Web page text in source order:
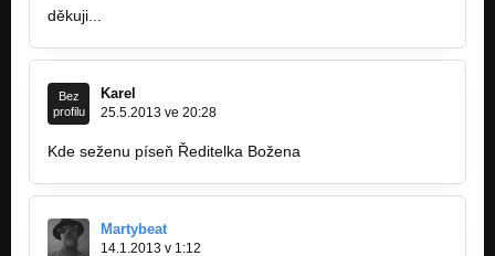
děkuji...
Bez
profilu
Karel
25.5.2013 ve 20:28
Kde seženu píseň Ředitelka Božena
Martybeat
14.1.2013 v 1:12